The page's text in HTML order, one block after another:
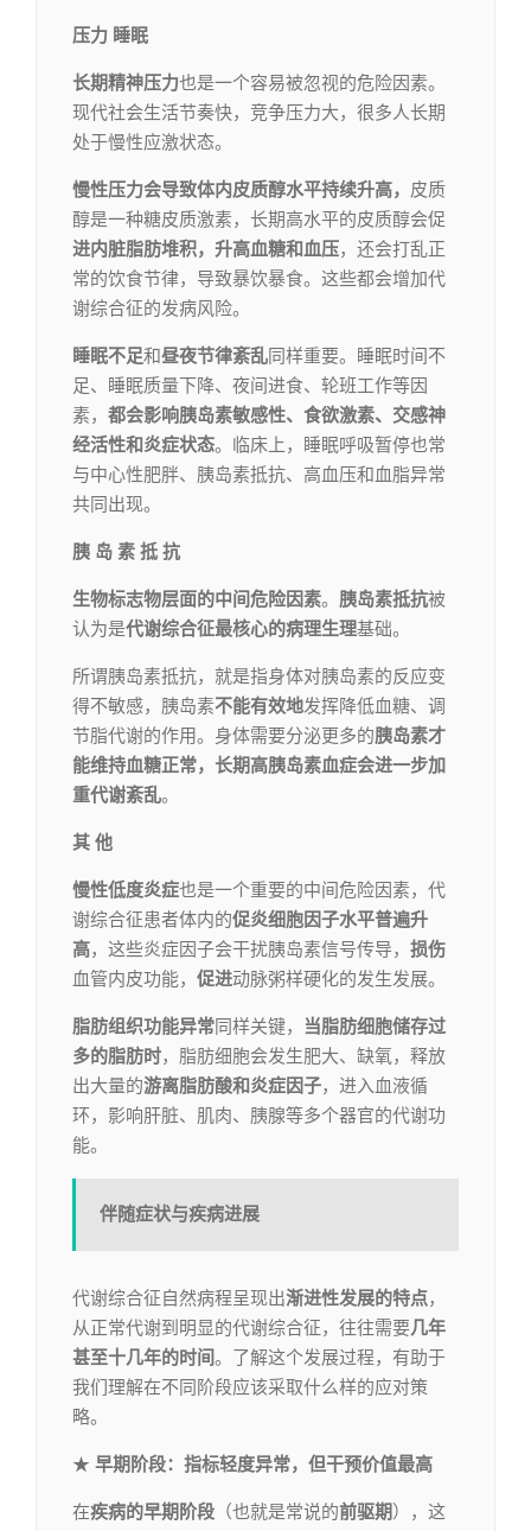
压力 睡眠
长期精神压力也是一个容易被忽视的危险因素。
现代社会生活节奏快，竞争压力大，很多人长期
处于慢性应激状态。
慢性压力会导致体内皮质醇水平持续升高， 皮质
醇是一种糖皮质激素，长期高水平的皮质醇会促
进内脏脂肪堆积，升高血糖和血压，还会打乱正
常的饮食节律，导致暴饮暴食。这些都会增加代
谢综合征的发病风险。
睡眠不足和昼夜节律紊乱同样重要。睡眠时间不
足、睡眠质量下降、夜间进食、轮班工作等因
素， 都会影响胰岛素敏感性、食欲激素、交感神
经活性和炎症状态。临床上，睡眠呼吸暂停也常
与中心性肥胖、胰岛素抵抗、高血压和血脂异常
共同出现。
胰 岛 素 抵 抗
生物标志物层面的中间危险因素。 胰岛素抵抗被
认为是代谢综合征最核心的病理生理基础。
所谓胰岛素抵抗，就是指身体对胰岛素的反应变
得不敏感，胰岛素不能有效地发挥降低血糖、调
节脂代谢的作用。身体需要分泌更多的胰岛素才
能维持血糖正常，长期高胰岛素血症会进一步加
重代谢紊乱。
其 他
慢性低度炎症也是一个重要的中间危险因素，代
谢综合征患者体内的促炎细胞因子水平普遍升
高，这些炎症因子会干扰胰岛素信号传导， 损伤
血管内皮功能， 促进动脉粥样硬化的发生发展。
脂肪组织功能异常同样关键，
当脂肪细胞储存过
多的脂肪时，脂肪细胞会发生肥大、缺氧，释放
出大量的游离脂肪酸和炎症因子，进入血液循
环，影响肝脏、肌肉、胰腺等多个器官的代谢功
能。
伴随症状与疾病进展
代谢综合征自然病程呈现出渐进性发展的特点，
从正常代谢到明显的代谢综合征，往往需要几年
甚至十几年的时间。了解这个发展过程，有助于
我们理解在不同阶段应该采取什么样的应对策
略。
★ 早期阶段：指标轻度异常，但干预价值最高
在疾病的早期阶段 （也就是常说的前驱期），这